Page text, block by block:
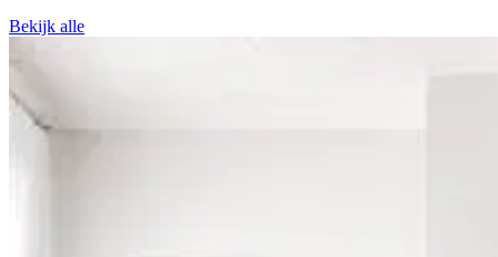
Bekijk alle